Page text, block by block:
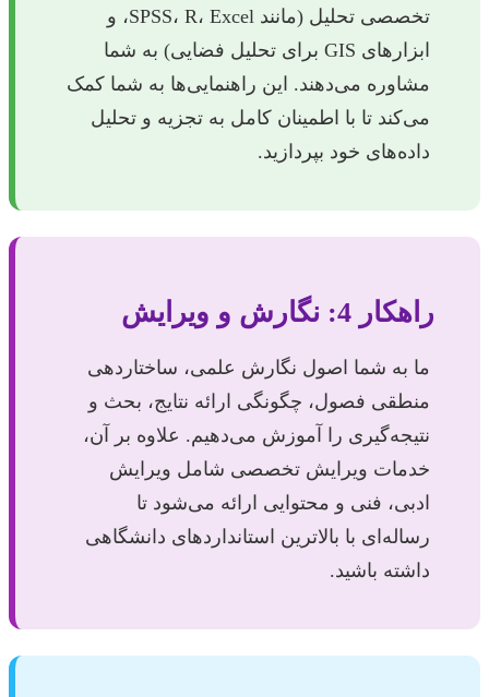
تخصصی تحلیل (مانند SPSS، R، Excel، و
ابزارهای GIS برای تحلیل فضایی) به شما
مشاوره می‌دهند. این راهنمایی‌ها به شما کمک
می‌کند تا با اطمینان کامل به تجزیه و تحلیل
داده‌های خود بپردازید.
راهکار 4: نگارش و ویرایش
ما به شما اصول نگارش علمی، ساختاردهی
منطقی فصول، چگونگی ارائه نتایج، بحث و
نتیجه‌گیری را آموزش می‌دهیم. علاوه بر آن،
خدمات ویرایش تخصصی شامل ویرایش
ادبی، فنی و محتوایی ارائه می‌شود تا
رساله‌ای با بالاترین استانداردهای دانشگاهی
داشته باشید.